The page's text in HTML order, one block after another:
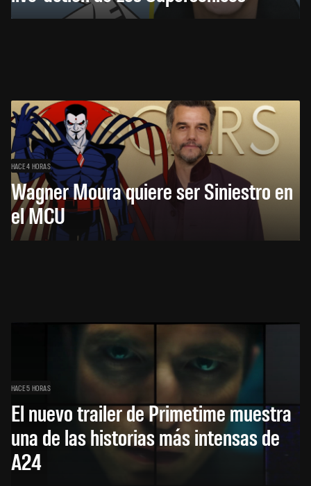
HACE 4 HORAS
Wagner Moura quiere ser Siniestro en
el MCU
HACE 5 HORAS
El nuevo trailer de Primetime muestra
una de las historias más intensas de
A24